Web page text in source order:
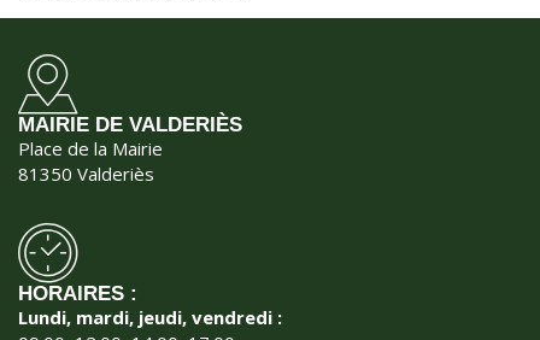
MAIRIE DE VALDERIÈS
Place de la Mairie
81350 Valderiès
HORAIRES :
Lundi, mardi, jeudi, vendredi :